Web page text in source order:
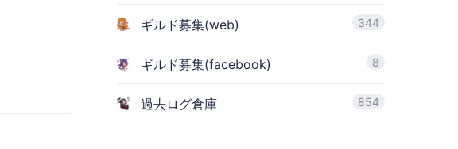
ギルド募集(web) 344
ギルド募集(facebook) 8
過去ログ倉庫 854